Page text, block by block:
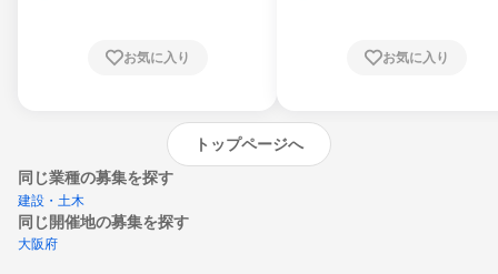
お気に入り お気に入り
トップページへ
同じ業種の募集を探す
建設・土木
同じ開催地の募集を探す
大阪府